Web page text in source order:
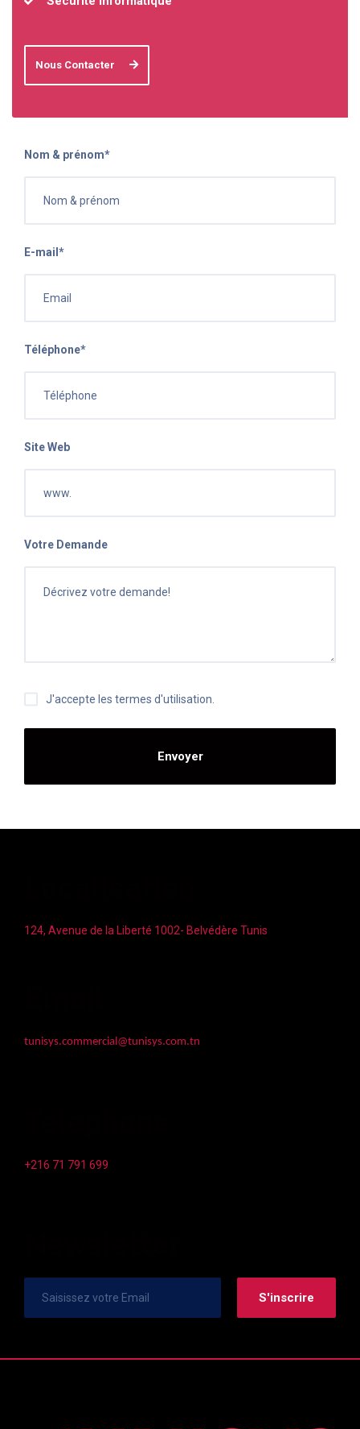
Nous Contacter
Nom & prénom*
E-mail*
Téléphone*
Site Web
Votre Demande
J'accepte les termes d'utilisation.
124, Avenue de la Liberté 1002- Belvédère Tunis
tunisys.commercial@tunisys.com.tn
+216 71 791 699